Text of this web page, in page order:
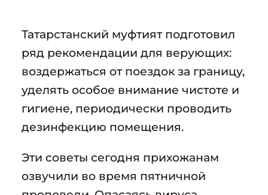
Татарстанский муфтият подготовил
ряд рекомендации для верующих:
воздержаться от поездок за границу,
уделять особое внимание чистоте и
гигиене, периодически проводить
дезинфекцию помещения.
Эти советы сегодня прихожанам
озвучили во время пятничной